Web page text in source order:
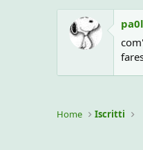
Home Iscritti